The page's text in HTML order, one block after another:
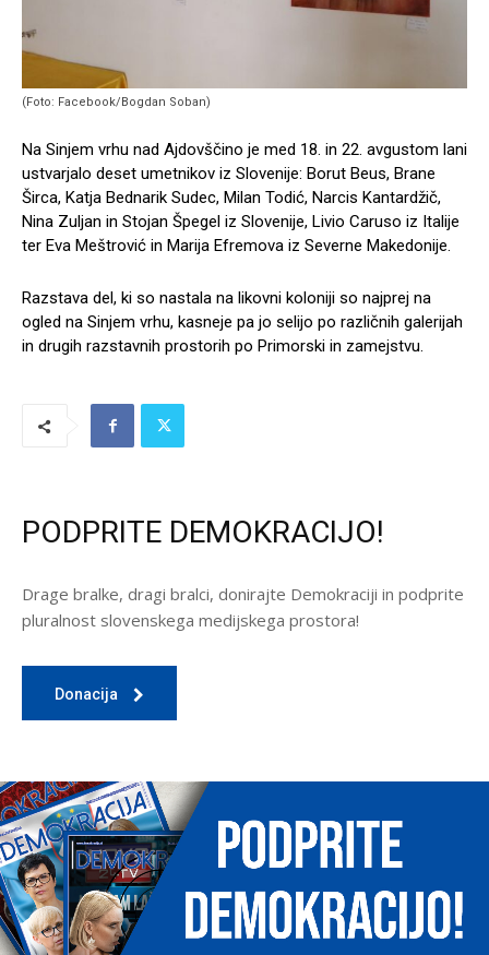
(Foto: Facebook/Bogdan Soban)
Na Sinjem vrhu nad Ajdovščino je med 18. in 22. avgustom lani
ustvarjalo deset umetnikov iz Slovenije: Borut Beus, Brane
Širca, Katja Bednarik Sudec, Milan Todić, Narcis Kantardžič,
Nina Zuljan in Stojan Špegel iz Slovenije, Livio Caruso iz Italije
ter Eva Meštrović in Marija Efremova iz Severne Makedonije.
Razstava del, ki so nastala na likovni koloniji so najprej na
ogled na Sinjem vrhu, kasneje pa jo selijo po različnih galerijah
in drugih razstavnih prostorih po Primorski in zamejstvu.
PODPRITE DEMOKRACIJO!
Drage bralke, dragi bralci, donirajte Demokraciji in podprite
pluralnost slovenskega medijskega prostora!
Donacija